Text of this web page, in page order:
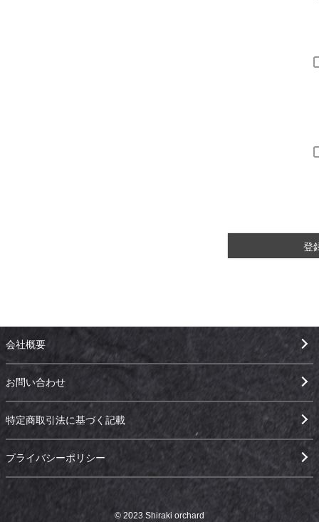
登
会社概要
お問い合わせ
特定商取引法に基づく記載
プライバシーポリシー
© 2023 Shiraki orchard